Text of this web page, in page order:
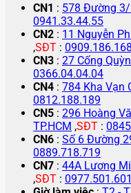
CN1 : 578 Đường 3/
0941.33.44.55
CN2 : 11 Nguyễn
,SĐT : 0909.186.168
CN3 : 27 Cống
0366.04.04.04
CN4 : 784 Kha Vạn
0812.188.189
CN5 : 296 Hoàng
TP.HCM ,SĐT :
CN6 : Số 6 Đường
0889.718.719
CN7 : 44A Lương
,SĐT : 0977.501.601